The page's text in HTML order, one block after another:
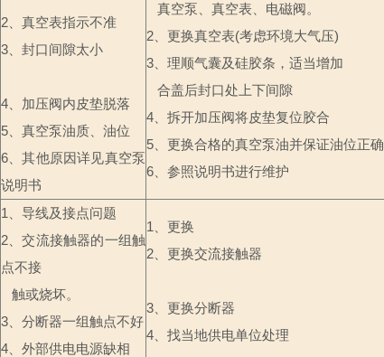
2 、真空表指示不准
3 、封口间隙太小
4 、加压阀内皮垫脱落
5 、真空泵油质、油位
6 、其他原因详见真空泵
说明书
真空泵、真空表、电磁阀。
2 、更换真空表(考虑环境大气压)
3 、理顺气囊及硅胶条，适当增加
合盖后封口处上下间隙
4 、拆开加压阀将皮垫复位胶合
5 、更换合格的真空泵油并保证油位正确
6 、参照说明书进行维护
1
、导线及接点问题
2 、交流接触器的一组触
点不接
触或烧坏。
3 、分断器一组触点不好
4 、外部供电电源缺相
1
、更换
2 、更换交流接触器
3 、更换分断器
4 、找当地供电单位处理